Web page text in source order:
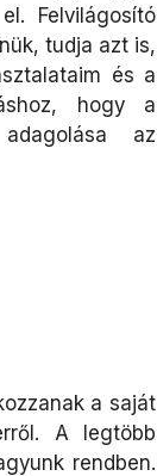
Felvilágosító
tudja azt is,
és a
hogy a
az
a saját
A legtöbb
rendben.